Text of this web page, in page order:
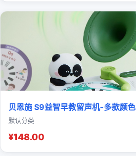
贝恩施 S9益智早教留声机-多款颜
默认分类
¥148.00